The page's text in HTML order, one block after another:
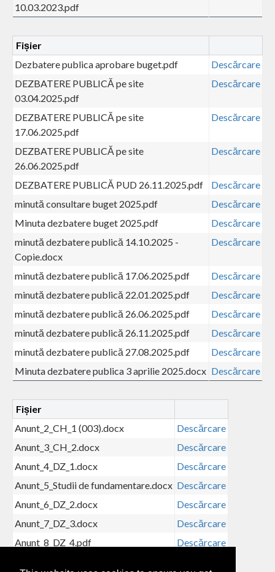
10.03.2023.pdf
Fișier
Dezbatere publica aprobare buget.pdf
Descărcare
DEZBATERE PUBLICĂ pe site
03.04.2025.pdf
Descărcare
DEZBATERE PUBLICĂ pe site
17.06.2025.pdf
Descărcare
DEZBATERE PUBLICĂ pe site
26.06.2025.pdf
Descărcare
DEZBATERE PUBLICĂ PUD 26.11.2025.pdf
Descărcare
minută consultare buget 2025.pdf
Descărcare
Minuta dezbatere buget 2025.pdf
Descărcare
minută dezbatere publică 14.10.2025 -
Copie.docx
Descărcare
minută dezbatere publică 17.06.2025.pdf
Descărcare
minută dezbatere publică 22.01.2025.pdf
Descărcare
minută dezbatere publică 26.06.2025.pdf
Descărcare
minută dezbatere publică 26.11.2025.pdf
Descărcare
minută dezbatere publică 27.08.2025.pdf
Descărcare
Minuta dezbatere publica 3 aprilie 2025.docx Descărcare
Fișier
Anunt_2_CH_1 (003).docx
Descărcare
Anunt_3_CH_2.docx
Descărcare
Anunt_4_DZ_1.docx
Descărcare
Anunt_5_Studii de fundamentare.docx Descărcare
Anunt_6_DZ_2.docx
Descărcare
Anunt_7_DZ_3.docx
Descărcare
Anunt_8_DZ_4.pdf
Descărcare